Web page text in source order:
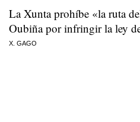
La Xunta prohíbe «la ruta
Oubiña por infringir la ley
X. GAGO